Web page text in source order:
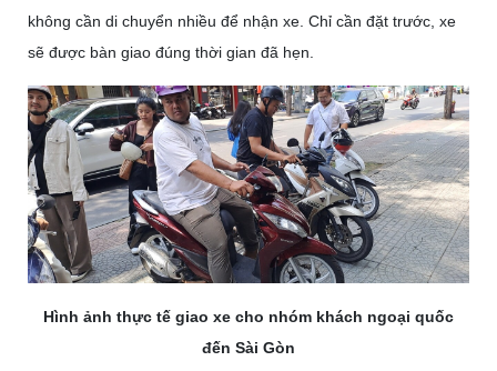
không cần di chuyển nhiều để nhận xe. Chỉ cần đặt trước, xe
sẽ được bàn giao đúng thời gian đã hẹn.
Hình ảnh thực tế giao xe cho nhóm khách ngoại quốc
đến Sài Gòn